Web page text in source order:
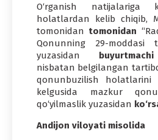
O‘rganish natijalariga
holatlardan kelib chiqib,
tomonidan tomonidan
Qonunning 29-moddasi
yuzasidan
nisbatan belgilangan
qonunbuzilish holatlarini
kelgusida mazkur
qo‘yilmaslik yuzasidan
Andijon viloyati misolida